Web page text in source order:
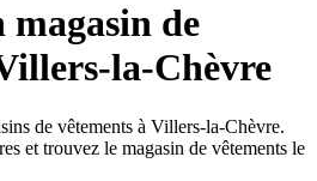
de
la-Chèvre
de vêtements à Villers-la-Chèvre.
et trouvez le magasin de vêtements le